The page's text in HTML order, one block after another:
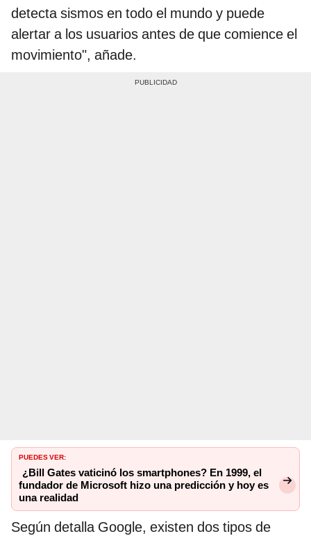
detecta sismos en todo el mundo y puede
alertar a los usuarios antes de que comience el
movimiento", añade.
PUEDES VER:
¿Bill Gates vaticinó los smartphones? En 1999, el
fundador de Microsoft hizo una predicción y hoy es
una realidad
Según detalla Google, existen dos tipos de